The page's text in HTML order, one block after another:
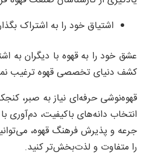
اشتیاق خود را به اشتراک
عشق خود را به قهوه با دیگران به
کشف دنیای تخصصی قهوه ترغیب
قهوه‌نوشی حرفه‌ای نیاز به صبر،
انتخاب دانه‌های باکیفیت، دم‌آوری
جرعه و پذیرش فرهنگ قهوه،
را متفاوت و لذت‌بخش‌تر کنید.